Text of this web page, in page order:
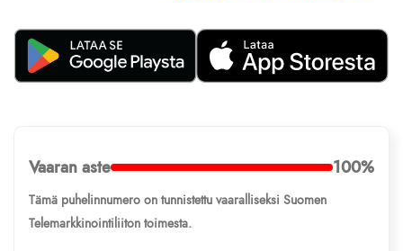
Vaaran aste 100%
Tämä puhelinnumero on tunnistettu vaaralliseksi Suomen
Telemarkkinointiliiton toimesta.